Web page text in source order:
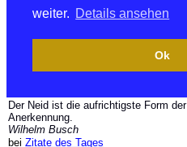
weiter. Details ansehen
Ok
Der Neid ist die aufrichtigste Form der
Anerkennung.
Wilhelm Busch
bei Zitate des Tages